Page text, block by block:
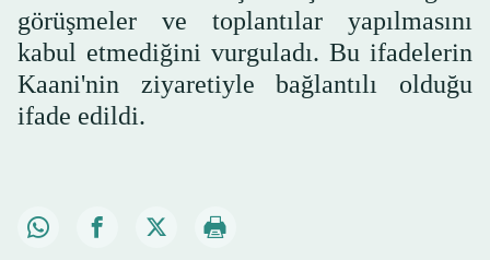
görüşmeler ve toplantılar yapılmasını
kabul etmediğini vurguladı. Bu ifadelerin
Kaani'nin ziyaretiyle bağlantılı olduğu
ifade edildi.